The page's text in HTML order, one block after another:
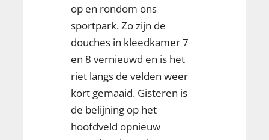
op en rondom ons
sportpark. Zo zijn de
douches in kleedkamer 7
en 8 vernieuwd en is het
riet langs de velden weer
kort gemaaid. Gisteren is
de belijning op het
hoofdveld opnieuw